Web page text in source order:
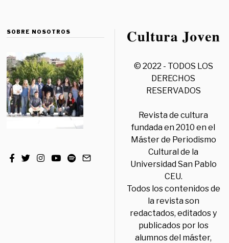
SOBRE NOSOTROS
© 2022 - TODOS LOS
DERECHOS
RESERVADOS
Revista de cultura
fundada en 2010 en el
Máster de Periodismo
Cultural de la
Universidad San Pablo
CEU.
Todos los contenidos de
la revista son
redactados, editados y
publicados por los
alumnos del máster,